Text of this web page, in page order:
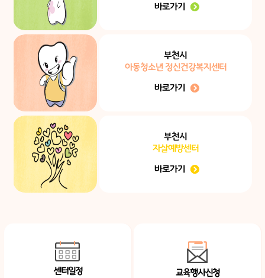
바로가기
부천시
아동청소년 정신건강복지센터
바로가기
부천시
자살예방센터
바로가기
센터일정 교육행사신청